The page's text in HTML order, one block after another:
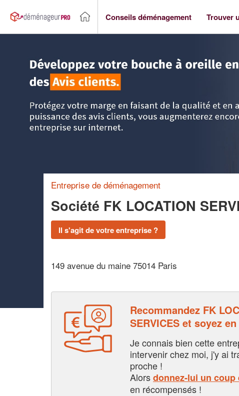
Conseils déménagement Trouver
Entreprise de déménagement
Société FK LOCATION
Il s'agit de votre entreprise ?
149 avenue du maine 75014 Paris
Recommandez FK
SERVICES et soyez
Je connais bien cette
intervenir chez moi, j'y ai
proche !
Alorsdonnez-lui un coup
en récompensés !